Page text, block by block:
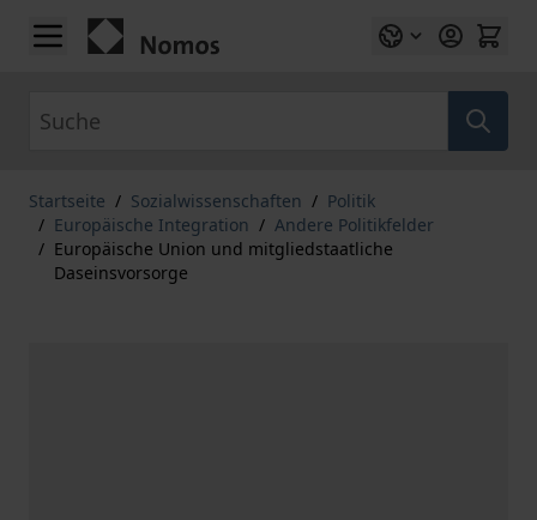
Zum Inhalt springen
Startseite / Sozialwissenschaften / Politik
/ Europäische Integration / Andere Politikfelder
/ Europäische Union und mitgliedstaatliche
Daseinsvorsorge